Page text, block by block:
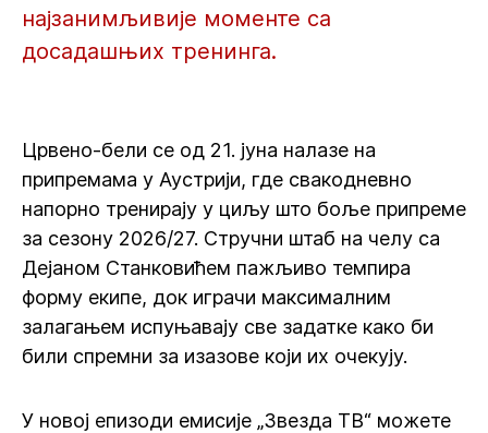
најзанимљивије моменте са
досадашњих тренинга.
Црвено-бели се од 21. јуна налазе на
припремама у Аустрији, где свакодневно
напорно тренирају у циљу што боље припреме
за сезону 2026/27. Стручни штаб на челу са
Дејаном Станковићем пажљиво темпира
форму екипе, док играчи максималним
залагањем испуњавају све задатке како би
били спремни за изазове који их очекују.
У новој епизоди емисије „Звезда ТВ“ можете